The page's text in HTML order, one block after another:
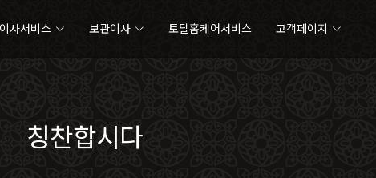
이사서비스 보관이사 토탈홈케어서비스 고객페이지
칭찬합시다